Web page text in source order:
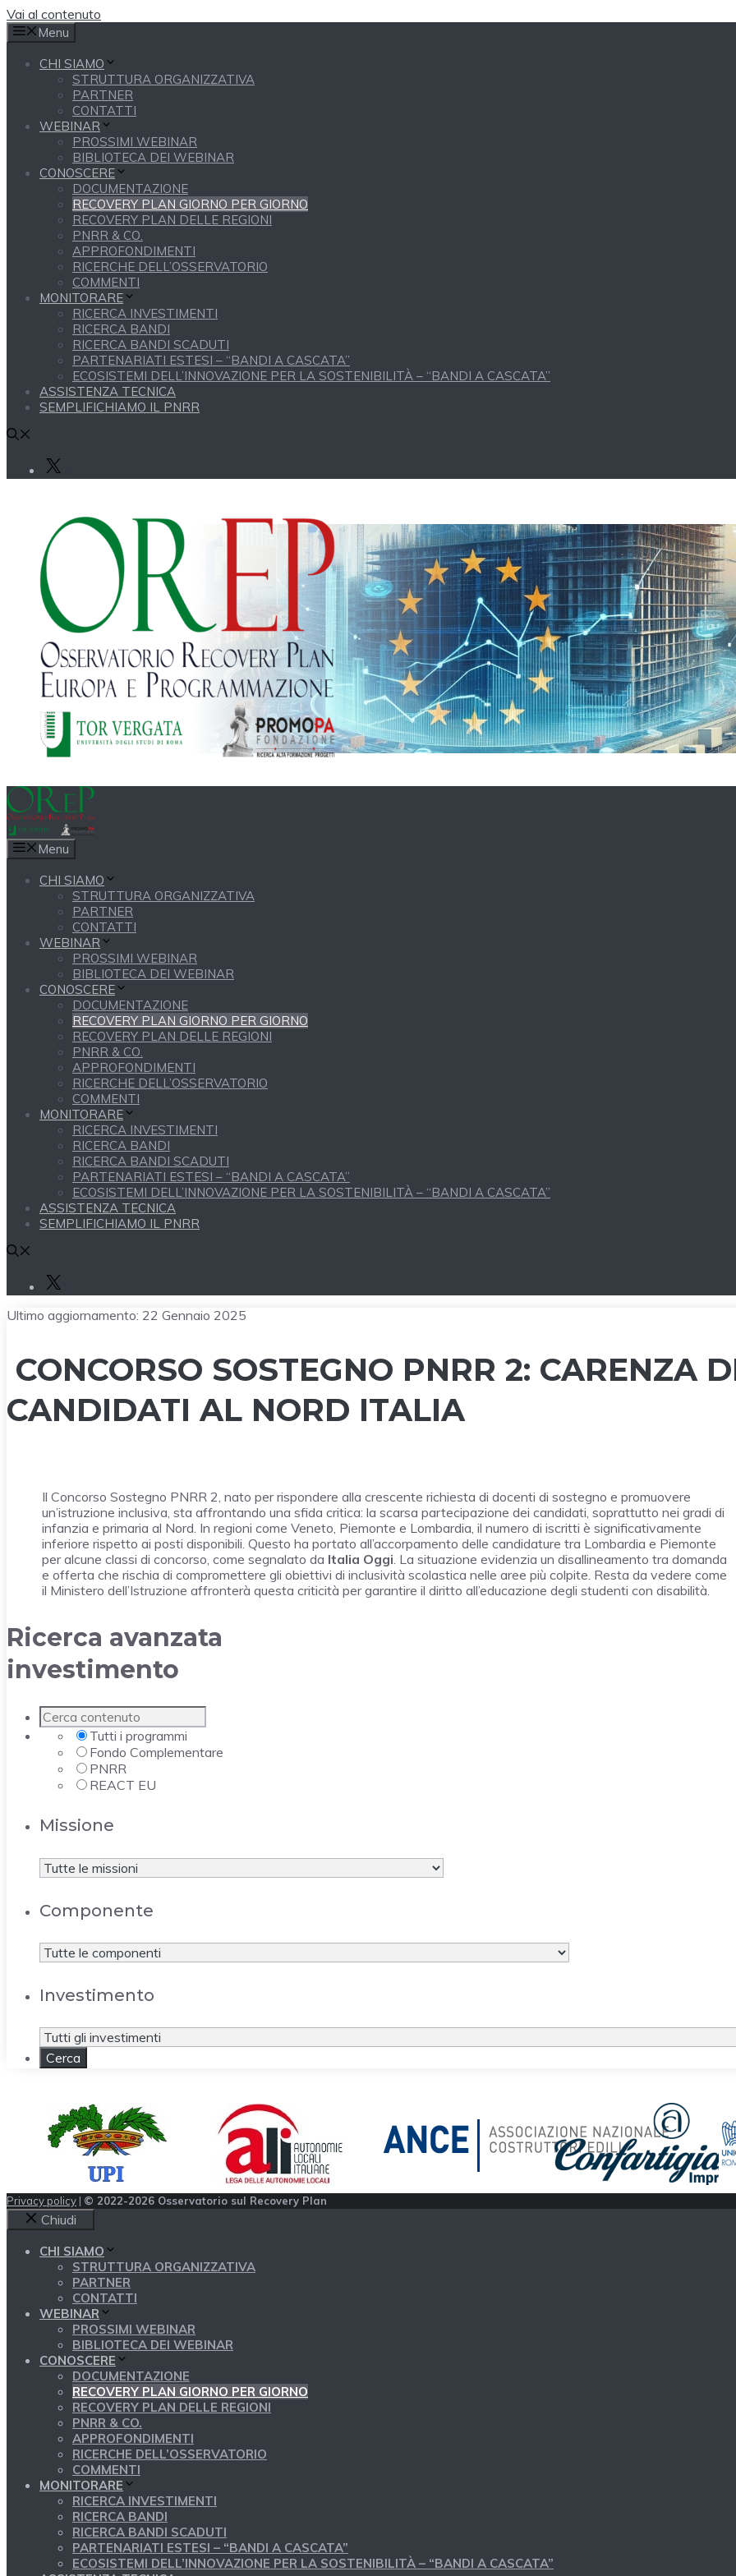
Vai al contenuto
Menu
CHI SIAMO
STRUTTURA ORGANIZZATIVA
PARTNER
CONTATTI
WEBINAR
PROSSIMI WEBINAR
BIBLIOTECA DEI WEBINAR
CONOSCERE
DOCUMENTAZIONE
RECOVERY PLAN GIORNO PER GIORNO
RECOVERY PLAN DELLE REGIONI
PNRR & CO.
APPROFONDIMENTI
RICERCHE DELL’OSSERVATORIO
COMMENTI
MONITORARE
RICERCA INVESTIMENTI
RICERCA BANDI
RICERCA BANDI SCADUTI
PARTENARIATI ESTESI – “BANDI A CASCATA”
ECOSISTEMI DELL’INNOVAZIONE PER LA SOSTENIBILITÀ – “BANDI A CASCATA”
ASSISTENZA TECNICA
SEMPLIFICHIAMO IL PNRR
Menu
CHI SIAMO
STRUTTURA ORGANIZZATIVA
PARTNER
CONTATTI
WEBINAR
PROSSIMI WEBINAR
BIBLIOTECA DEI WEBINAR
CONOSCERE
DOCUMENTAZIONE
RECOVERY PLAN GIORNO PER GIORNO
RECOVERY PLAN DELLE REGIONI
PNRR & CO.
APPROFONDIMENTI
RICERCHE DELL’OSSERVATORIO
COMMENTI
MONITORARE
RICERCA INVESTIMENTI
RICERCA BANDI
RICERCA BANDI SCADUTI
PARTENARIATI ESTESI – “BANDI A CASCATA”
ECOSISTEMI DELL’INNOVAZIONE PER LA SOSTENIBILITÀ – “BANDI A CASCATA”
ASSISTENZA TECNICA
SEMPLIFICHIAMO IL PNRR
Ultimo aggiornamento: 22 Gennaio 2025
CONCORSO SOSTEGNO PNRR 2: CARENZA
CANDIDATI AL NORD ITALIA
Il Concorso Sostegno PNRR 2, nato per rispondere alla crescente richiesta di docenti di sostegno e promuovere
un’istruzione inclusiva, sta affrontando una sfida critica: la scarsa partecipazione dei candidati, soprattutto nei gradi di
infanzia e primaria al Nord. In regioni come Veneto, Piemonte e Lombardia, il numero di iscritti è significativamente
inferiore rispetto ai posti disponibili. Questo ha portato all’accorpamento delle candidature tra Lombardia e Piemonte
per alcune classi di concorso, come segnalato da Italia Oggi. La situazione evidenzia un disallineamento tra domanda
e offerta che rischia di compromettere gli obiettivi di inclusività scolastica nelle aree più colpite. Resta da vedere come
il Ministero dell’Istruzione affronterà questa criticità per garantire il diritto all’educazione degli studenti con disabilità.
Ricerca avanzata
investimento
Tutti i programmi
Fondo Complementare
PNRR
REACT EU
Missione
Componente
Investimento
Privacy policy | © 2022-2026 Osservatorio sul Recovery Plan
Chiudi
CHI SIAMO
STRUTTURA ORGANIZZATIVA
PARTNER
CONTATTI
WEBINAR
PROSSIMI WEBINAR
BIBLIOTECA DEI WEBINAR
CONOSCERE
DOCUMENTAZIONE
RECOVERY PLAN GIORNO PER GIORNO
RECOVERY PLAN DELLE REGIONI
PNRR & CO.
APPROFONDIMENTI
RICERCHE DELL’OSSERVATORIO
COMMENTI
MONITORARE
RICERCA INVESTIMENTI
RICERCA BANDI
RICERCA BANDI SCADUTI
PARTENARIATI ESTESI – “BANDI A CASCATA”
ECOSISTEMI DELL’INNOVAZIONE PER LA SOSTENIBILITÀ – “BANDI A CASCATA”